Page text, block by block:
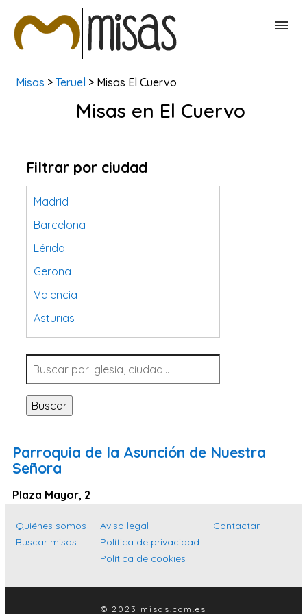
BUSCAR MISAS
Misas > Teruel > Misas El Cuervo
Misas en El Cuervo
Filtrar por ciudad
Madrid
Barcelona
Lérida
Gerona
Valencia
Asturias
Tarragona
Navarra
Valladolid
Sevilla
Santa Cruz de Tenerife
Islas Baleares
Las Palmas
Buscar
Parroquia de la Asunción de Nuestra
Señora
Plaza Mayor, 2
Quiénes somos
Buscar misas
Aviso legal
Política de privacidad
Política de cookies
Contactar
© 2023 misas.com.es